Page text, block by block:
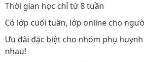
Thời gian học chỉ từ 8 tuần
Có lớp cuối tuần, lớp online cho
Ưu đãi đặc biệt cho nhóm phụ
nhau!